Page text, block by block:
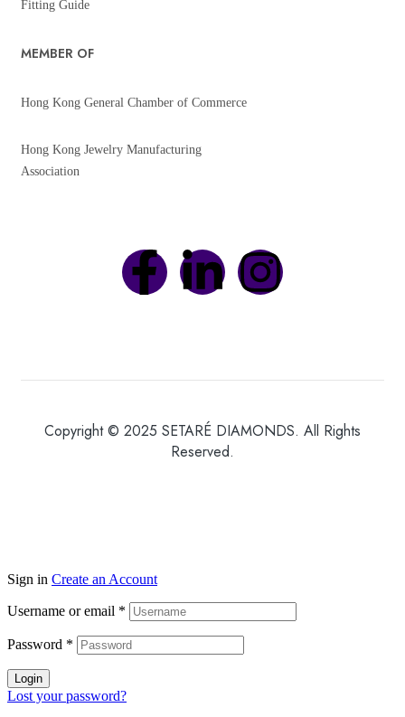
Fitting Guide
MEMBER OF
Hong Kong General Chamber of Commerce
Hong Kong Jewelry Manufacturing
Association
Copyright © 2025 SETARÉ DIAMONDS. All Rights
Reserved.
Sign in Create an Account
Username or email *
Password *
Login
Lost your password?